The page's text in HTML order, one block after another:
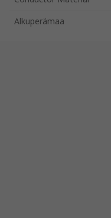
Alkuperämaa